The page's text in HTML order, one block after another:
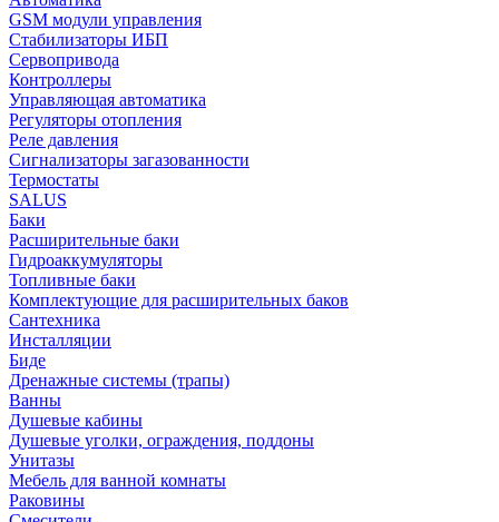
GSM модули управления
Стабилизаторы ИБП
Сервопривода
Контроллеры
Управляющая автоматика
Регуляторы отопления
Реле давления
Сигнализаторы загазованности
Термостаты
SALUS
Баки
Расширительные баки
Гидроаккумуляторы
Топливные баки
Комплектующие для расширительных баков
Сантехника
Инсталляции
Биде
Дренажные системы (трапы)
Ванны
Душевые кабины
Душевые уголки, ограждения, поддоны
Унитазы
Мебель для ванной комнаты
Раковины